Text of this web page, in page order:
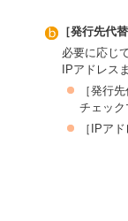
［発行先代替
必要に応じ
IPアドレス
［発行
チェック
［IPア